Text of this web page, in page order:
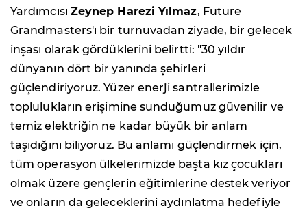
Yardımcısı Zeynep Harezi Yılmaz, Future
Grandmasters'ı bir turnuvadan ziyade, bir gelecek
inşası olarak gördüklerini belirtti: "30 yıldır
dünyanın dört bir yanında şehirleri
güçlendiriyoruz. Yüzer enerji santrallerimizle
toplulukların erişimine sunduğumuz güvenilir ve
temiz elektriğin ne kadar büyük bir anlam
taşıdığını biliyoruz. Bu anlamı güçlendirmek için,
tüm operasyon ülkelerimizde başta kız çocukları
olmak üzere gençlerin eğitimlerine destek veriyor
ve onların da geleceklerini aydınlatma hedefiyle